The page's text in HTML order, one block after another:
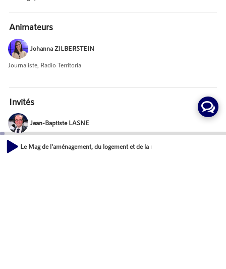
Animateurs
Johanna ZILBERSTEIN
Journaliste, Radio Territoria
Invités
Jean-Baptiste LASNE
Directeur du programme Démat. ADS chez Ministère de la Cohésion des
territoires
Le Mag de l'aménagement, du logement et de la nature - Le permis de